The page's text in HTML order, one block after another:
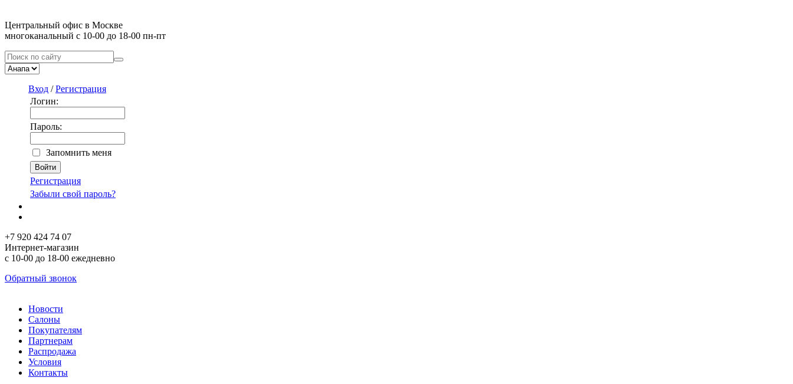
Центральный офис в Москве
многоканальный с 10-00 до 18-00 пн-пт
Вход /Регистрация
Логин:
Пароль:
Запомнить меня
Регистрация
Забыли свой пароль?
+7 920 424 74 07
Интернет-магазин
с 10-00 до 18-00 ежедневно
Обратный звонок
Новости
Салоны
Покупателям
Партнерам
Распродажа
Условия
Контакты